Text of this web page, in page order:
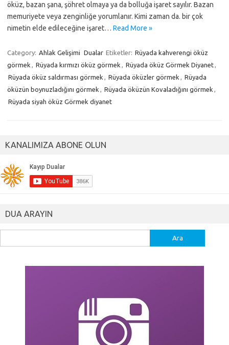
öküz, bazan şana, şöhret olmaya ya da bolluğa işaret sayılır. Bazan
memuriyete veya zenginliğe yorumlanır. Kimi zaman da. bir çok
nimetin elde edileceğine işaret… Read More »
Category: Ahlak Gelişimi Dualar Etiketler: Rüyada kahverengi öküz
görmek , Rüyada kırmızı öküz görmek , Rüyada öküz Görmek Diyanet,
Rüyada öküz saldırması görmek , Rüyada öküzler görmek , Rüyada
öküzün boynuzladığını görmek , Rüyada öküzün Kovaladığını görmek ,
Rüyada siyah öküz Görmek diyanet
KANALIMIZA ABONE OLUN
DUA ARAYIN